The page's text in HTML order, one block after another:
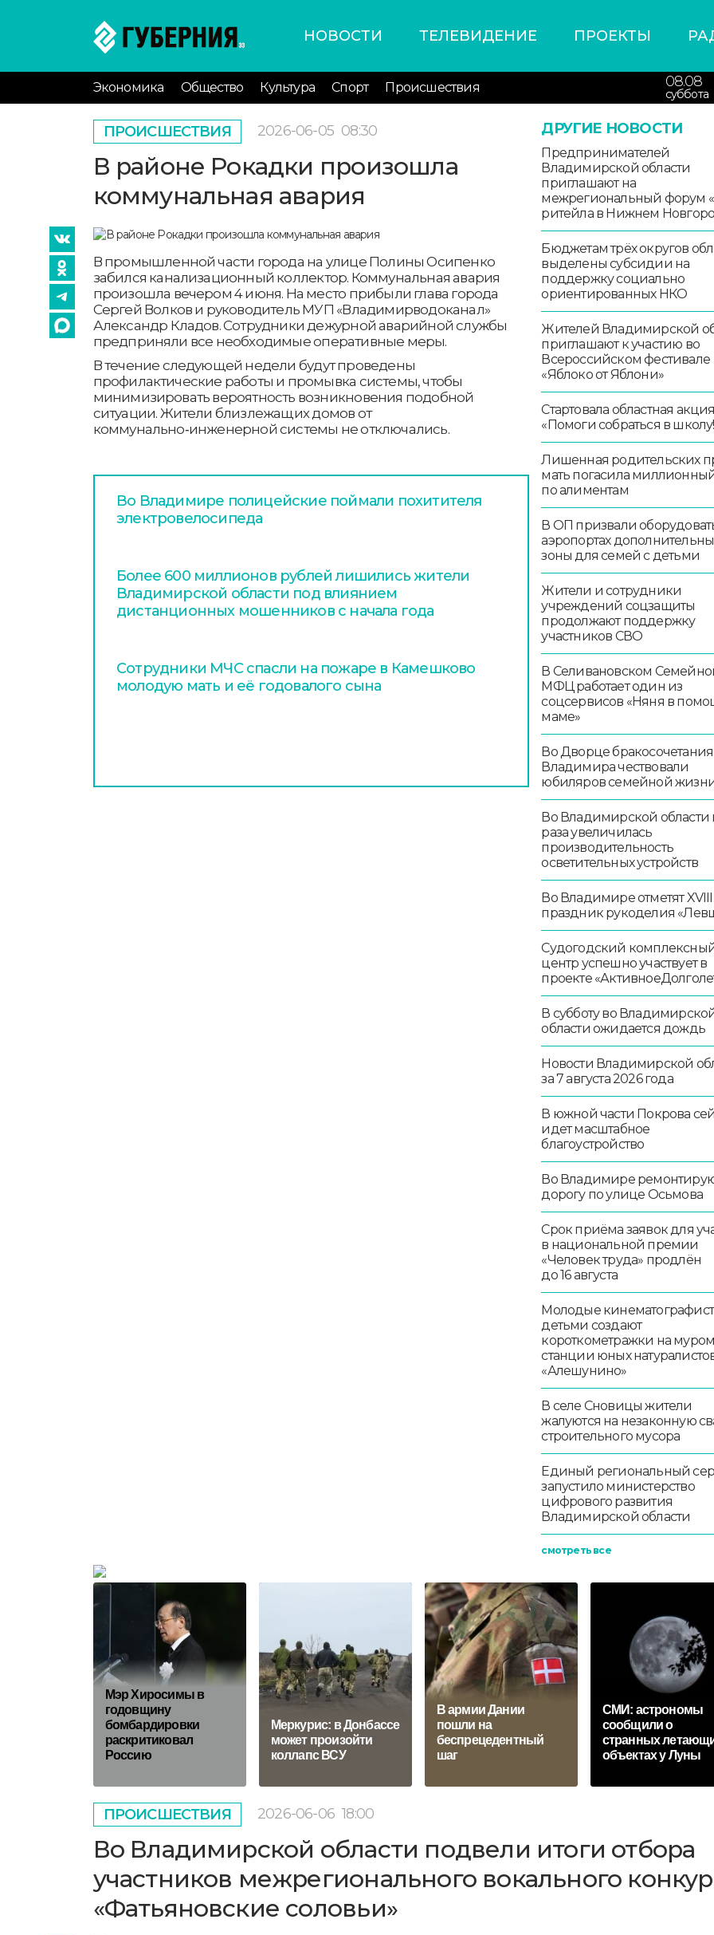
НОВОСТИ ТЕЛЕВИДЕНИЕ ПРОЕКТЫ
Экономика Общество Культура Спорт Происшествия 08.08
суббота
ПРОИСШЕСТВИЯ 2026-06-05 08:30
В районе Рокадки произошла
коммунальная авария
В промышленной части города на улице Полины Осипенко
забился канализационный коллектор. Коммунальная авария
произошла вечером 4 июня. На место прибыли глава города
Сергей Волков и руководитель МУП «Владимирводоканал»
Александр Кладов. Сотрудники дежурной аварийной службы
предприняли все необходимые оперативные меры.
В течение следующей недели будут проведены
профилактические работы и промывка системы, чтобы
минимизировать вероятность возникновения подобной
ситуации. Жители близлежащих домов от
коммунально‑инженерной системы не отключались.
Во Владимире полицейские поймали похитителя
электровелосипеда
Более 600 миллионов рублей лишились жители
Владимирской области под влиянием
дистанционных мошенников с начала года
Сотрудники МЧС спасли на пожаре в Камешково
молодую мать и её годовалого сына
ДРУГИЕ НОВОСТИ
Предпринимателей
Владимирской области
приглашают на
межрегиональный форум
ритейла в Нижнем
Бюджетам трёх округов
выделены субсидии на
поддержку социально
ориентированных НКО
Жителей Владимирской
приглашают к участию во
Всероссийском фестивале
«Яблоко от Яблони»
Стартовала областная
«Помоги собраться в
Лишенная родительских
мать погасила
по алиментам
В ОП призвали
аэропортах
зоны для семей с детьми
Жители и сотрудники
учреждений соцзащиты
продолжают поддержку
участников СВО
В Селивановском
МФЦ работает один из
соцсервисов «Няня в
маме»
Во Дворце бракосочетания
Владимира чествовали
юбиляров семейной
Во Владимирской области
раза увеличилась
производительность
осветительных устройств
Во Владимире отметят XVIII
праздник рукоделия
Судогодский
центр успешно участвует в
проекте
В субботу во
области ожидается дождь
Новости Владимирской
за 7 августа 2026 года
В южной части Покрова
идет масштабное
благоустройство
Во Владимире
дорогу по улице Осьмова
Срок приёма заявок для
в национальной премии
«Человек труда» продлён
до 16 августа
Молодые
детьми создают
короткометражки на
станции юных
«Алешунино»
В селе Сновицы жители
жалуются на незаконную
строительного мусора
Единый региональный
запустило министерство
цифрового развития
Владимирской области
смотреть все
Мэр Хиросимы в
годовщину
бомбардировки
раскритиковал
Россию
Меркурис: в Донбассе
может произойти
коллапс ВСУ
В армии Дании
пошли на
беспрецедентный
шаг
СМИ: астрономы
сообщили о
странных
объектах у Луны
ПРОИСШЕСТВИЯ 2026-06-06 18:00
Во Владимирской области подвели итоги отбора
участников межрегионального вокального
«Фатьяновские соловьи»